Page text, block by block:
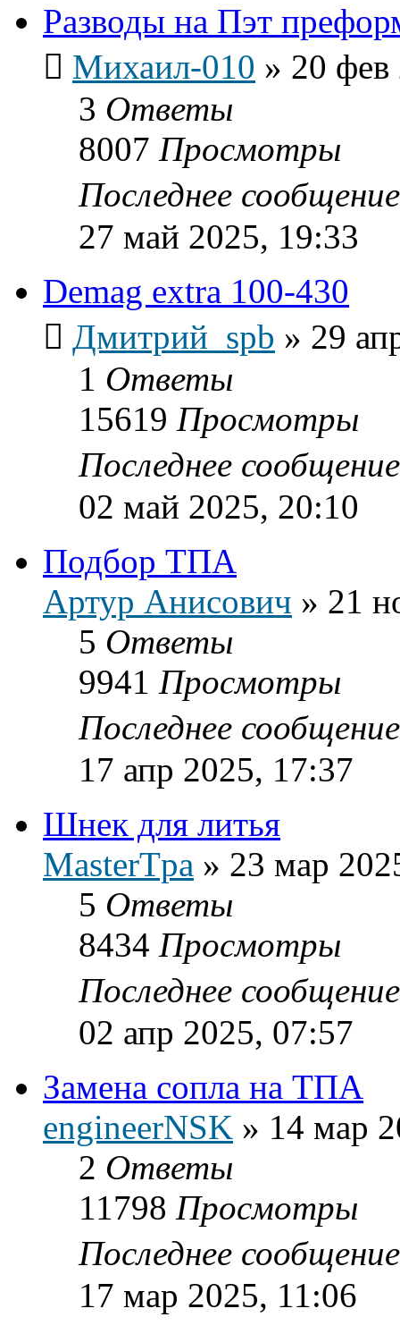
Разводы на Пэт
Михаил-010 » 20 фев
3 Ответы
8007 Просмотры
Последнее
27 май 2025, 19:33
Demag extra 100-430
Дмитрий_spb » 29
1 Ответы
15619 Просмотры
Последнее
02 май 2025, 20:10
Подбор ТПА
Артур Анисович » 21
5 Ответы
9941 Просмотры
Последнее
17 апр 2025, 17:37
Шнек для литья
MasterTpa » 23 мар
5 Ответы
8434 Просмотры
Последнее
02 апр 2025, 07:57
Замена сопла на ТПА
engineerNSK » 14 мар
2 Ответы
11798 Просмотры
Последнее
17 мар 2025, 11:06